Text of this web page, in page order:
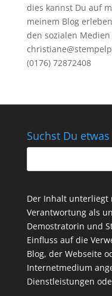
dies kannst Du auf
meinem Blog
den sozialen
(0176) 72872408
Suchst Du
Der Inhalt unterliegt
Verantwortung als
Demostratorin und
Einfluss auf die
Blog, der Webseite
Internetmedium
Dienstleistungen